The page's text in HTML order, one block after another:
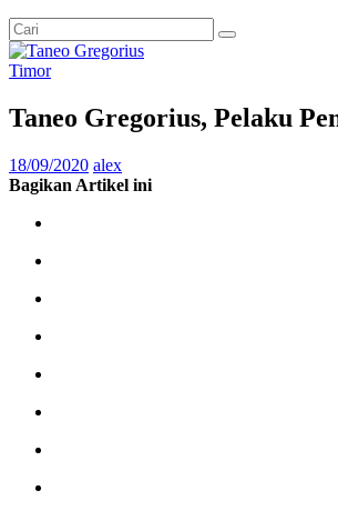
Timor
Taneo Gregorius, Pelaku
18/09/2020 alex
Bagikan Artikel ini